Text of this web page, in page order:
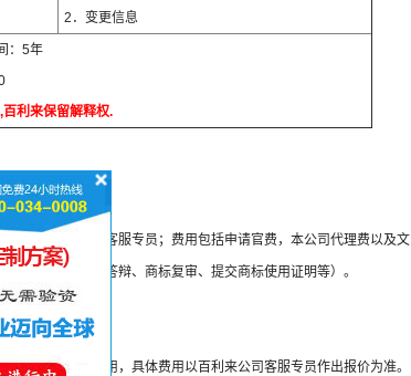
2．变更信息
5年
利来保留解释权.
司外国商标注册客服专员；费用包括申请官费，本公司代理费以及文
费（例如商标答辩、商标复审、提交商标使用证明等）。
的商标查询费用，具体费用以百利来公司客服专员作出报价为准。